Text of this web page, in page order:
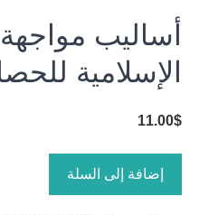
أساليب مواجهة
الإسلامية
11.00$
إضافة إلى السلة